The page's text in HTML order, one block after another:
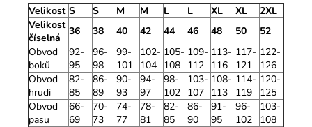
Velikost S S M M L L XL XL
2XL
Velikost
číselná
36 38 40 42 44 46 48 50
52
Obvod
boků
92-
95
96-
98
99-
101
102-
104
105-
108
109-
112
113-
116
117-
121
122-
126
Obvod
hrudi
82-
85
86-
89
90-
93
94-
97
98-
102
103-
107
108-
113
114-
119
120-
125
Obvod
pasu
66-
69
70-
73
74-
77
78-
81
82-
85
86-
90
91-
95
96-
102
103-
108